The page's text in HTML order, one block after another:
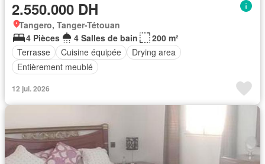
2.550.000 DH
Tangero, Tanger-Tétouan
4 Pièces
4 Salles de bain
200 m²
Terrasse
Cuisine équipée
Drying area
Entièrement meublé
12 jui. 2026